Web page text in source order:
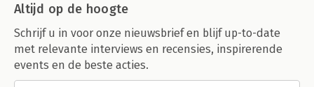
Altijd op de hoogte
Schrijf u in voor onze nieuwsbrief en blijf up-to-date
met relevante interviews en recensies, inspirerende
events en de beste acties.